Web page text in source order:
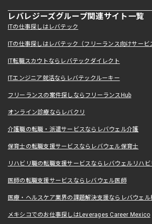
レバレジーズグループ関連サイト一覧
ITの仕事探しはレバテック
ITの仕事探しはレバテック（フリーランス向けサービ
IT転職スカウトならレバテックダイレクト
ITエンジニア就活ならレバテックルーキー
フリーランスの案件探しならフリーランスHub
オンライン診療ならレバクリ
介護職の転職・派遣サービスならレバウェル介護
保育士の転職支援サービスならレバウェル保育士
リハビリ職の転職支援サービスならレバウェルリハビ
医師の転職支援サービスならレバウェル医師
医療・ヘルスケア業界の課題解決支援ならレバウェル
メキシコでのお仕事探しはLeverages Career Mexico